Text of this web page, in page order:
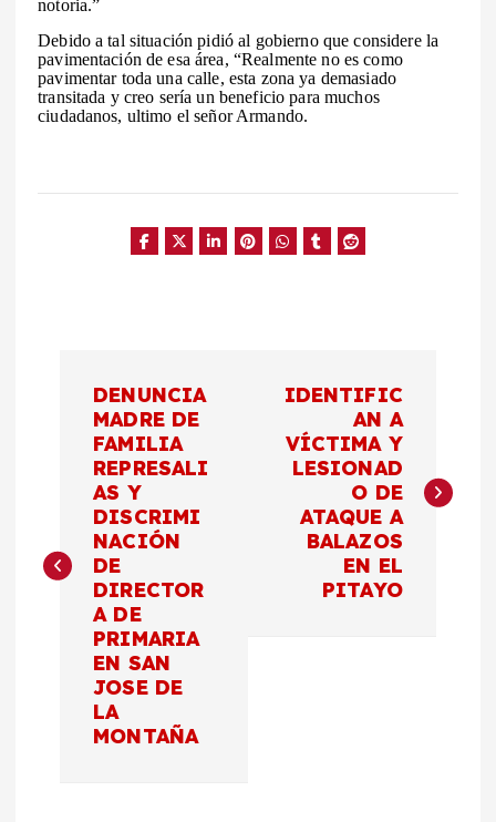
notoria.”
Debido a tal situación pidió al gobierno que considere la
pavimentación de esa área, “Realmente no es como
pavimentar toda una calle, esta zona ya demasiado
transitada y creo sería un beneficio para muchos
ciudadanos, ultimo el señor Armando.
e
g
DENUNCIA
MADRE DE
FAMILIA
REPRESALI
AS Y
DISCRIMI
NACIÓN
DE
DIRECTOR
A DE
PRIMARIA
EN SAN
JOSE DE
LA
MONTAÑA
IDENTIFIC
AN A
VÍCTIMA Y
LESIONAD
O DE
ATAQUE A
BALAZOS
EN EL
PITAYO